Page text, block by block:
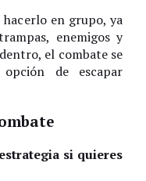
hacerlo en grupo, ya
enemigos y
el combate se
de escapar
si quieres